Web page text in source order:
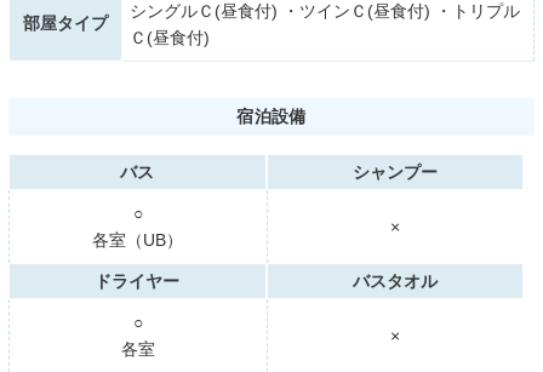
部屋タイプ
シングルＣ(昼食付) ・ツインＣ(昼食付) ・トリプル
Ｃ(昼食付)
宿泊設備
バス
○
各室（UB）
シャンプー
×
ドライヤー
○
各室
バスタオル
×